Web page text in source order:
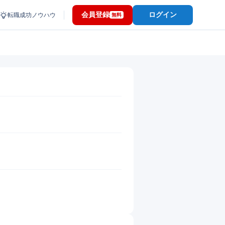
転職成功ノウハウ 会員登録 無料 ログイン